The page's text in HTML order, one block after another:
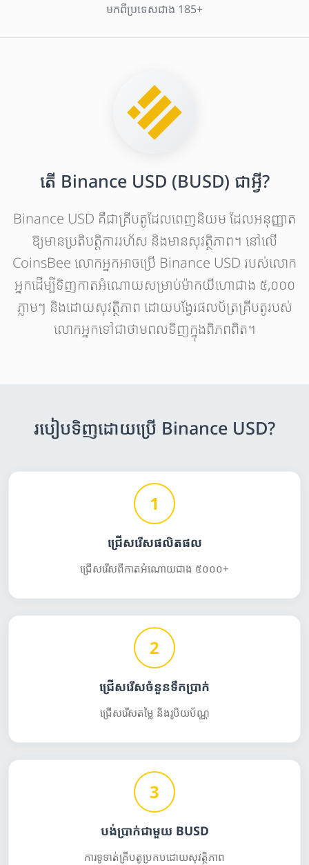
មកពីប្រទេសជាង 185+
តើ Binance USD (BUSD) ជាអ្វី?
Binance USD គឺជាគ្រីបតូដែលពេញនិយម ដែលអនុញ្ញាត
ឱ្យមានប្រតិបត្តិការរហ័ស និងមានសុវត្ថិភាព។ នៅលើ
CoinsBee លោកអ្នកអាចប្រើ Binance USD របស់លោក
អ្នកដើម្បីទិញកាតអំណោយសម្រាប់ម៉ាកយីហោជាង ៥,០០០
ភ្លាមៗ និងដោយសុវត្ថិភាព ដោយបង្វែរផលប័ត្រគ្រីបតូរបស់
លោកអ្នកទៅជាថាមពលទិញក្នុងពិភពពិត។
របៀបទិញដោយប្រើ Binance USD?
1
ជ្រើសរើសផលិតផល
ជ្រើសរើសពីកាតអំណោយជាង ៥០០០+
2
ជ្រើសរើសចំនួនទឹកប្រាក់
ជ្រើសរើសតម្លៃ និងរូបិយប័ណ្ណ
3
បង់ប្រាក់ជាមួយ BUSD
ការទូទាត់គ្រីបតូប្រកបដោយសុវត្ថិភាព